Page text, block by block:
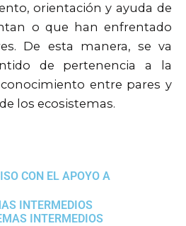
orientación y ayuda de
o que han enfrentado
De esta manera, se va
de pertenencia a la
entre pares y
los ecosistemas.
CON EL APOYO A
INTERMEDIOS
INTERMEDIOS